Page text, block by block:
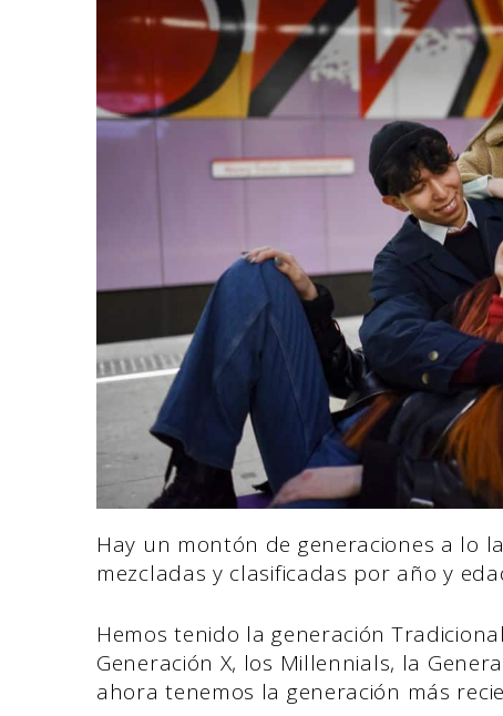
Hay un montón de generaciones a lo
mezcladas y clasificadas por año y
Hemos tenido la generación
Generación X, los Millennials, la
ahora tenemos la generación más